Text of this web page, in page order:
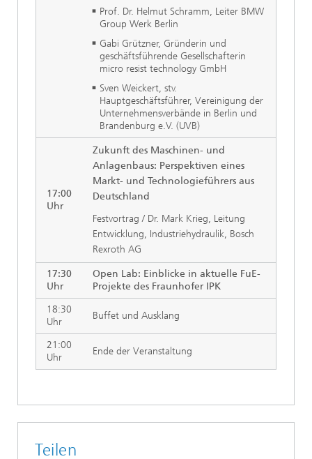
Prof. Dr. Helmut Schramm, Leiter BMW
Group Werk Berlin
Gabi Grützner, Gründerin und
geschäftsführende Gesellschafterin
micro resist technology GmbH
Sven Weickert, stv.
Hauptgeschäftsführer, Vereinigung der
Unternehmensverbände in Berlin und
Brandenburg e.V. (UVB)
17:00
Uhr
Zukunft des Maschinen- und
Anlagenbaus: Perspektiven eines
Markt- und Technologieführers aus
Deutschland
Festvortrag / Dr. Mark Krieg, Leitung
Entwicklung, Industriehydraulik, Bosch
Rexroth AG
17:30
Uhr
Open Lab: Einblicke in aktuelle FuE-
Projekte des Fraunhofer IPK
18:30
Uhr
Buffet und Ausklang
21:00
Uhr
Ende der Veranstaltung
Teilen